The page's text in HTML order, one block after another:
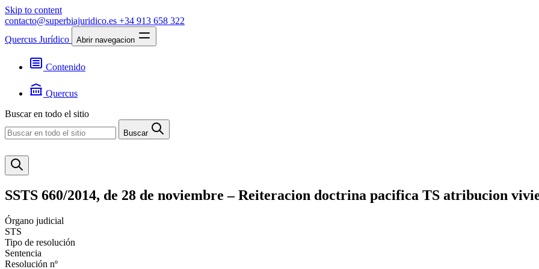
Skip to content
contacto@superbiajuridico.es +34 913 658 322
Quercus Jurídico
Abrir navegacion
Contenido
Noticias
Quercus
Contacto
Buscar en todo el sitio
Buscar
SSTS 660/2014, de 28 de noviembre – Reiteracion doctrina pacifica TS atribucion
Órgano judicial
STS
Tipo de resolución
Sentencia
Resolución nº